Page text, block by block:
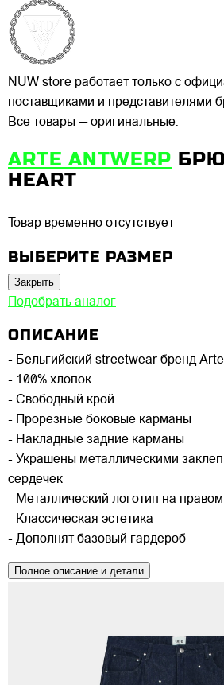
NUW store работает только с
поставщиками и представителями
Все товары — оригинальные.
ARTE ANTWERP
HEART
Товар временно отсутствует
ВЫБЕРИТЕ РАЗМЕР
Закрыть
Подобрать аналог
ОПИСАНИЕ
- Бельгийский streetwear бренд
- 100% хлопок
- Свободный крой
- Прорезные боковые карманы
- Накладные задние карманы
- Украшены металлическими
сердечек
- Металлический логотип на
- Классическая эстетика
- Дополнят базовый гардероб
Полное описание и детали